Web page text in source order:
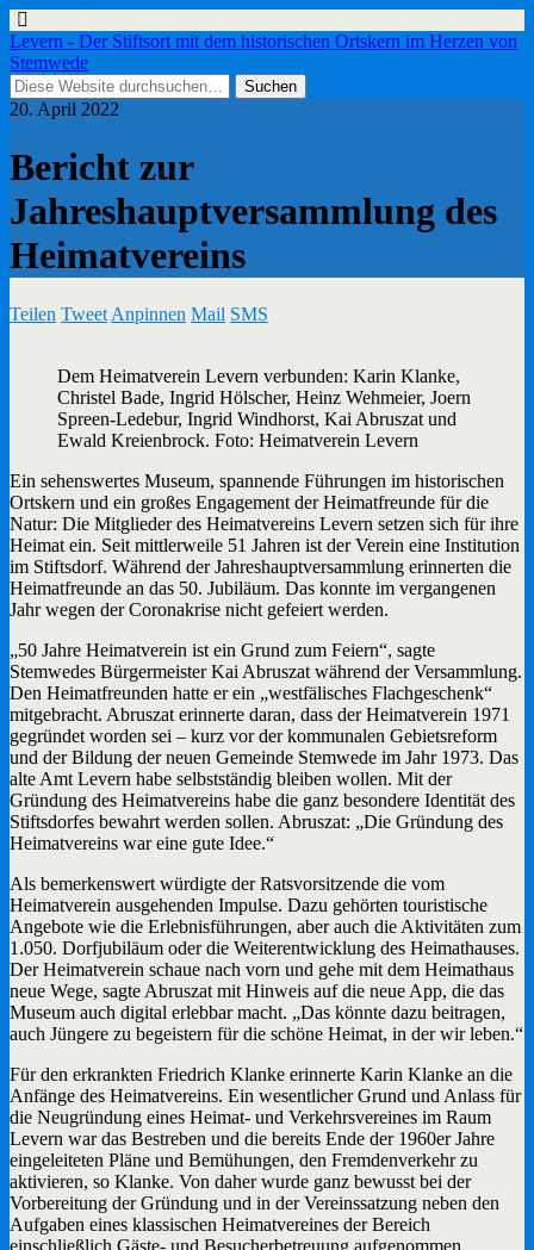
Levern - Der Stiftsort mit dem historischen Ortskern im Herzen von
Stemwede
20. April 2022
Bericht zur
Jahreshauptversammlung des
Heimatvereins
Teilen Tweet Anpinnen Mail SMS
Dem Heimatverein Levern verbunden: Karin Klanke,
Christel Bade, Ingrid Hölscher, Heinz Wehmeier, Joern
Spreen-Ledebur, Ingrid Windhorst, Kai Abruszat und
Ewald Kreienbrock. Foto: Heimatverein Levern
Ein sehenswertes Museum, spannende Führungen im historischen
Ortskern und ein großes Engagement der Heimatfreunde für die
Natur: Die Mitglieder des Heimatvereins Levern setzen sich für ihre
Heimat ein. Seit mittlerweile 51 Jahren ist der Verein eine Institution
im Stiftsdorf. Während der Jahreshauptversammlung erinnerten die
Heimatfreunde an das 50. Jubiläum. Das konnte im vergangenen
Jahr wegen der Coronakrise nicht gefeiert werden.
„50 Jahre Heimatverein ist ein Grund zum Feiern“, sagte
Stemwedes Bürgermeister Kai Abruszat während der Versammlung.
Den Heimatfreunden hatte er ein „westfälisches Flachgeschenk“
mitgebracht. Abruszat erinnerte daran, dass der Heimatverein 1971
gegründet worden sei – kurz vor der kommunalen Gebietsreform
und der Bildung der neuen Gemeinde Stemwede im Jahr 1973. Das
alte Amt Levern habe selbstständig bleiben wollen. Mit der
Gründung des Heimatvereins habe die ganz besondere Identität des
Stiftsdorfes bewahrt werden sollen. Abruszat: „Die Gründung des
Heimatvereins war eine gute Idee.“
Als bemerkenswert würdigte der Ratsvorsitzende die vom
Heimatverein ausgehenden Impulse. Dazu gehörten touristische
Angebote wie die Erlebnisführungen, aber auch die Aktivitäten zum
1.050. Dorfjubiläum oder die Weiterentwicklung des Heimathauses.
Der Heimatverein schaue nach vorn und gehe mit dem Heimathaus
neue Wege, sagte Abruszat mit Hinweis auf die neue App, die das
Museum auch digital erlebbar macht. „Das könnte dazu beitragen,
auch Jüngere zu begeistern für die schöne Heimat, in der wir leben.“
Für den erkrankten Friedrich Klanke erinnerte Karin Klanke an die
Anfänge des Heimatvereins. Ein wesentlicher Grund und Anlass für
die Neugründung eines Heimat- und Verkehrsvereines im Raum
Levern war das Bestreben und die bereits Ende der 1960er Jahre
eingeleiteten Pläne und Bemühungen, den Fremdenverkehr zu
aktivieren, so Klanke. Von daher wurde ganz bewusst bei der
Vorbereitung der Gründung und in der Vereinssatzung neben den
Aufgaben eines klassischen Heimatvereines der Bereich
einschließlich Gäste- und Besucherbetreuung aufgenommen.